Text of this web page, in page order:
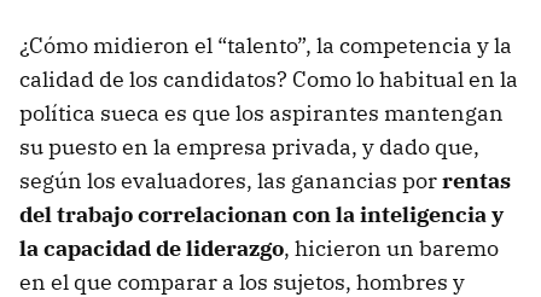
¿Cómo midieron el “talento”, la competencia y la
calidad de los candidatos? Como lo habitual en la
política sueca es que los aspirantes mantengan
su puesto en la empresa privada, y dado que,
según los evaluadores, las ganancias porrentas
del trabajo correlacionan con la inteligencia y
la capacidad de liderazgo, hicieron un baremo
en el que comparar a los sujetos, hombres y